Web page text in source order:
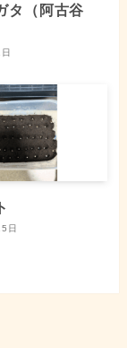
タ（阿古谷
日